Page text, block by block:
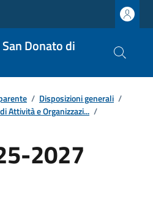
Donato di
/ Disposizioni generali /
Attività e Organizzazi... /
2027